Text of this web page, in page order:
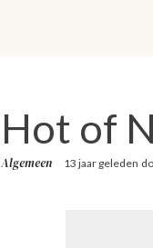
Hot of
Algemeen 13 jaar geleden